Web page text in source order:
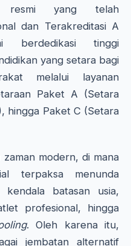
resmi yang telah
dan Terakreditasi A
berdedikasi tinggi
yang setara bagi
melalui layanan
Paket A (Setara
hingga Paket C (Setara
zaman modern, di mana
terpaksa menunda
batasan usia,
profesional, hingga
. Oleh karena itu,
jembatan alternatif